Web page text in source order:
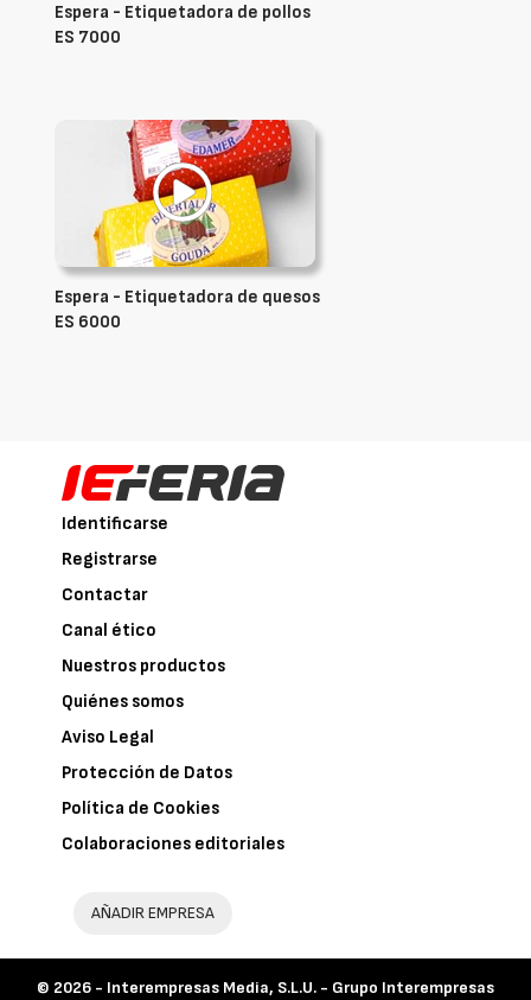
Espera - Etiquetadora de pollos
ES 7000
Espera - Etiquetadora de quesos
ES 6000
Identificarse
Registrarse
Contactar
Canal ético
Nuestros productos
Quiénes somos
Aviso Legal
Protección de Datos
Política de Cookies
Colaboraciones editoriales
AÑADIR EMPRESA
© 2026 - Interempresas Media, S.L.U. - Grupo Interempresas